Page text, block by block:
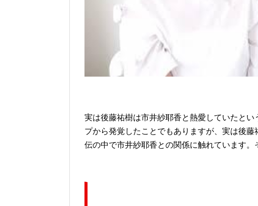
実は後藤祐樹は市井紗耶香と熱愛していたと
プから発覚したことでもありますが、実は後
伝の中で市井紗耶香との関係に触れています。